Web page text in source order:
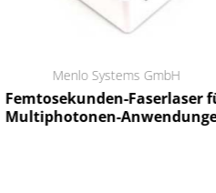
Menlo Systems GmbH
Femtosekunden-Faserlaser für
Multiphotonen-Anwendungen